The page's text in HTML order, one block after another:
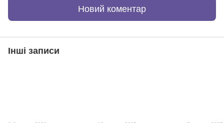
Новий коментар
Інші записи